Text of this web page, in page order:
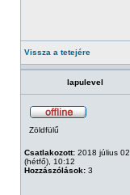
Vissza a tetejére
lapulevel
Zöldfülű
Csatlakozott: 2018 július 02
(hétfő), 10:12
Hozzászólások: 3